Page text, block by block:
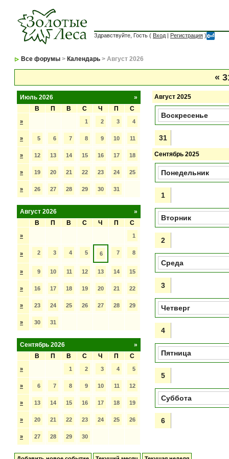
Здравствуйте, Гость ( Вход | Регистрация )
Все форумы > Календарь > Август 2026
«
»
Июль 2026
В
П В С Ч П С
» 1 2 3 4
» 5 6 7 8 9 10 11
» 12 13 14 15 16 17 18
» 19 20 21 22 23 24 25
» 26 27 28 29 30 31
»
Август 2026
В
П В С Ч П С
» 1
» 2 3 4 5 6 7 8
» 9 10 11 12 13 14 15
» 16 17 18 19 20 21 22
» 23 24 25 26 27 28 29
» 30 31
»
Сентябрь 2026
В
П В С Ч П С
» 1 2 3 4 5
» 6 7 8 9 10 11 12
» 13 14 15 16 17 18 19
» 20 21 22 23 24 25 26
» 27 28 29 30
Август 2025
Воскресенье
31
Сентябрь 2025
Понедельник
1
Вторник
2
Среда
3
Четверг
4
Пятница
5
Суббота
6